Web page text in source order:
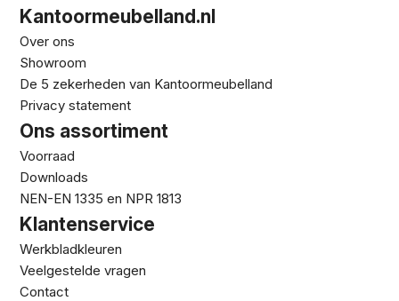
Kantoormeubelland.nl
Over ons
Showroom
De 5 zekerheden van Kantoormeubelland
Privacy statement
Ons assortiment
Voorraad
Downloads
NEN-EN 1335 en NPR 1813
Klantenservice
Werkbladkleuren
Veelgestelde vragen
Contact